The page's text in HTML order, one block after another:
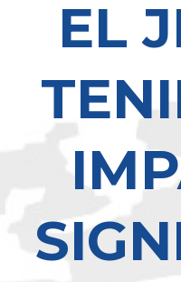
EL